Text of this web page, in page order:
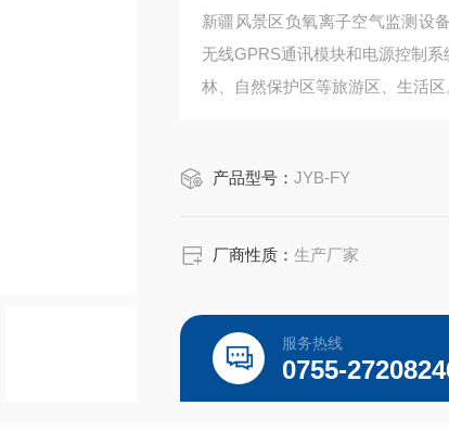
新疆风景区负氧离子空气监测设
无线GPRS通讯模块和电源控制
林、自然保护区等旅游区、生活区
产品型号：JYB-FY
厂商性质：生产厂家
服务热线
0755-